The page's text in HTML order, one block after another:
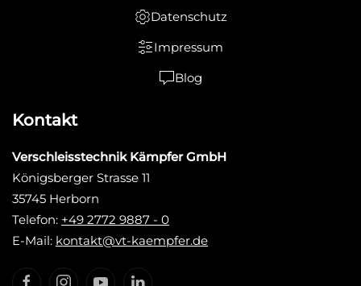
Datenschutz
Impressum
Blog
Kontakt
Verschleisstechnik Kämpfer GmbH
Königsberger Strasse 11
35745 Herborn
Telefon: +49 2772 9887 - 0
E-Mail: kontakt@vt-kaempfer.de